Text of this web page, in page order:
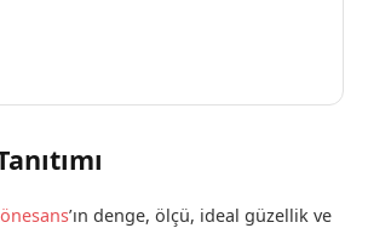
’ın denge, ölçü, ideal güzellik ve